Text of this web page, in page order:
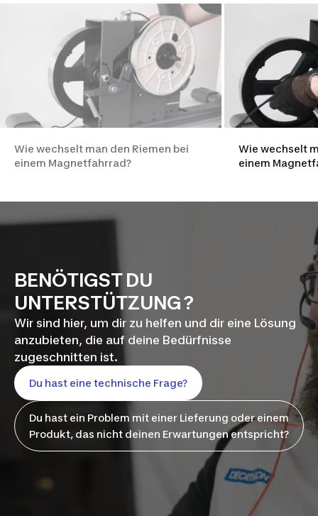
Wie wechselt man den Riemen bei
einem Magnetfahrrad?
Wie wechselt
einem
BENÖTIGST DU
UNTERSTÜTZUNG ?
Wir sind hier, um dir zu helfen und dir eine Lösung
anzubieten, die auf deine Bedürfnisse
zugeschnitten ist.
Du hast eine technische Frage?
Du hast ein Problem mit einer Lieferung oder einem
Produkt, das nicht deinen Erwartungen entspricht?